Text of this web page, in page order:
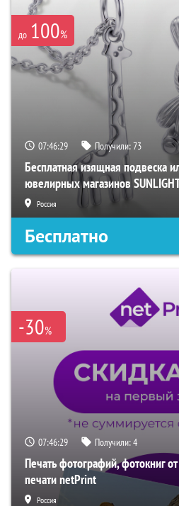
до 100%
07:46:28 Получили:73
Бесплатная изящная подвеска
ювелирных магазинов
Россия
Бесплатно
-30%
07:46:28 Получили:4
Печать фотографий, фотокниг
печати netPrint
Россия